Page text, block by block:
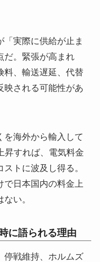
「実際に供給が止ま
だ。緊張が高まれ
料、輸送遅延、代替
映される可能性があ
を海外から輸入して
昇すれば、電気料金
トに波及し得る。
で日本国内の料金上
い。
に語られる理由
停戦維持、ホルムズ